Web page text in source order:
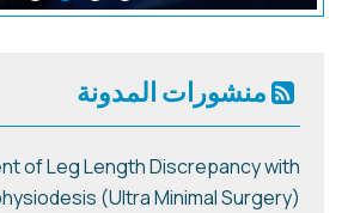
منشورات المدونة
of Leg Length Discrepancy with
(Ultra Minimal Surgery)